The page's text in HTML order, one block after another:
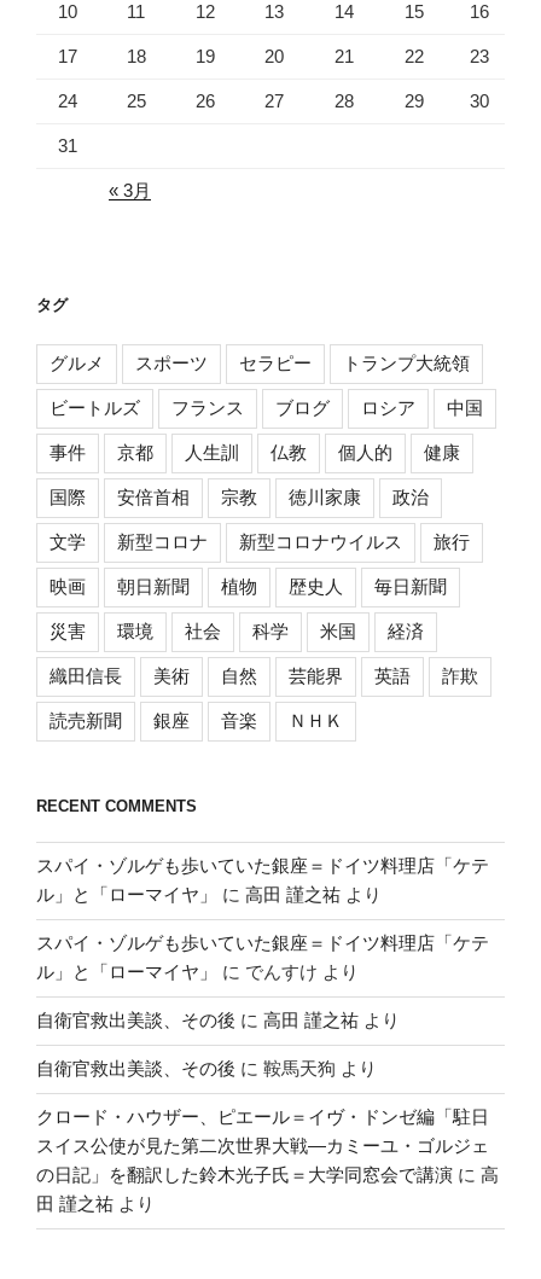
10 11 12 13 14 15 16
17 18 19 20 21 22 23
24 25 26 27 28 29 30
31
« 3月
タグ
グルメ スポーツ セラピー トランプ大統領
ビートルズ フランス ブログ ロシア 中国
事件 京都 人生訓 仏教 個人的 健康
国際 安倍首相 宗教 徳川家康 政治
文学 新型コロナ 新型コロナウイルス 旅行
映画 朝日新聞 植物 歴史人 毎日新聞
災害 環境 社会 科学 米国 経済
織田信長 美術 自然 芸能界 英語 詐欺
読売新聞 銀座 音楽 ＮＨＫ
RECENT COMMENTS
スパイ・ゾルゲも歩いていた銀座＝ドイツ料理店「ケテ
ル」と「ローマイヤ」
に 高田 謹之祐 より
スパイ・ゾルゲも歩いていた銀座＝ドイツ料理店「ケテ
ル」と「ローマイヤ」
に でんすけ より
自衛官救出美談、その後 に 高田 謹之祐 より
自衛官救出美談、その後 に 鞍馬天狗 より
クロード・ハウザー、ピエール＝イヴ・ドンゼ編「駐日
スイス公使が見た第二次世界大戦―カミーユ・ゴルジェ
の日記」を翻訳した鈴木光子氏＝大学同窓会で講演 に 高
田 謹之祐 より